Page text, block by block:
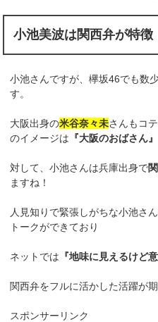
小池美波は関西弁が特徴
小池さんですが、欅坂46でも数
す。
大阪出身の米谷奈々未さんもコ
のイメージは 『大阪のおばさん』
対して、小池さんは兵庫出身で
ますね！
人見知りで緊張しがちな小池さ
トークができており
ネットでは 『地味に見えるけど
関西弁をフルに活かした活躍が
スポンサーリンク